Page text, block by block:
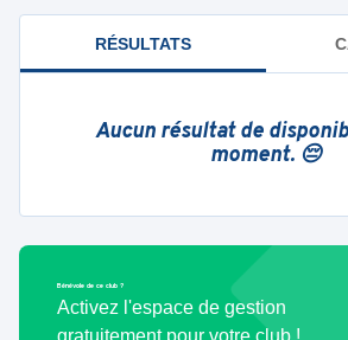
RÉSULTATS
Aucun résultat de
moment. 😔
Bénévole de ce club ?
Activez l'espace de gestion